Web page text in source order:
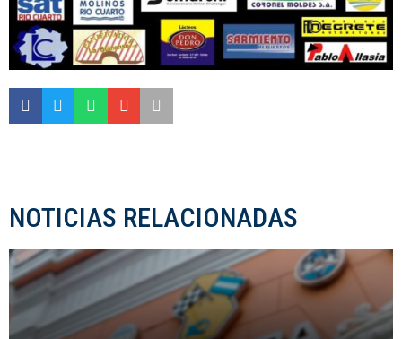
NOTICIAS RELACIONADAS